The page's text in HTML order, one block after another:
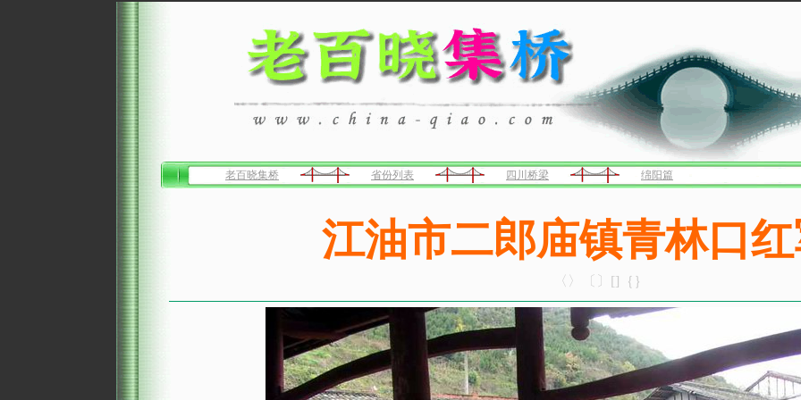
老百晓集桥 省份列表 四川桥梁 绵阳篇
江油市二郎庙镇青林口
〈〉〔〕[]｛｝